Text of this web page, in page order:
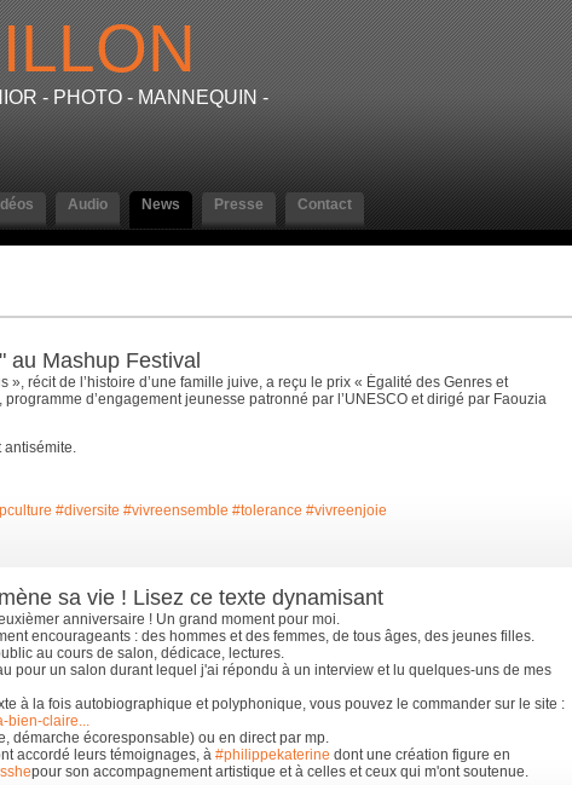
- PHOTO - MANNEQUIN -
Audio News Presse Contact
au Mashup Festival
», récit de l’histoire d’une famille juive, a reçu le prix « Égalité des Genres et
d’engagement jeunesse patronné par l’UNESCO et dirigé par Faouzia
antisémite.
#diversite #vivreensemble #tolerance #vivreenjoie
sa vie ! Lisez ce texte dynamisant
anniversaire ! Un grand moment pour moi.
encourageants : des hommes et des femmes, de tous âges, des jeunes filles.
au cours de salon, dédicace, lectures.
pour un salon durant lequel j'ai répondu à un interview et lu quelques-uns de mes
à la fois autobiographique et polyphonique, vous pouvez le commander sur le site :
bien-claire...
démarche écoresponsable) ou en direct par mp.
accordé leurs témoignages, à #philippekaterine dont une création figure en
pour son accompagnement artistique et à celles et ceux qui m'ont soutenue.